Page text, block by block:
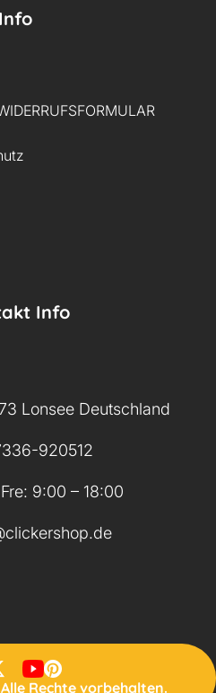
Info
Info
Lonsee Deutschland
920512
9:00 – 18:00
Rechte vorbehalten.